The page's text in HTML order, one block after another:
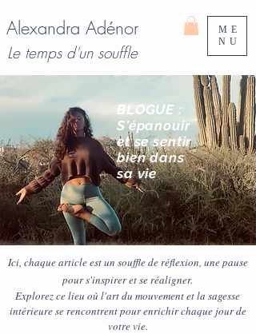
Alexandra Adénor
Le temps d'un souffle
ME
NU
BLOGUE :
S'épanouir
et se sentir
biendans
sa vie
Ici, chaque article est un souffle de réflexion, une pause
pour s'inspirer et se réaligner.
Explorez ce lieu où l'art du mouvement et la sagesse
intérieure se rencontrent pour enrichir chaque jour de
votre vie.